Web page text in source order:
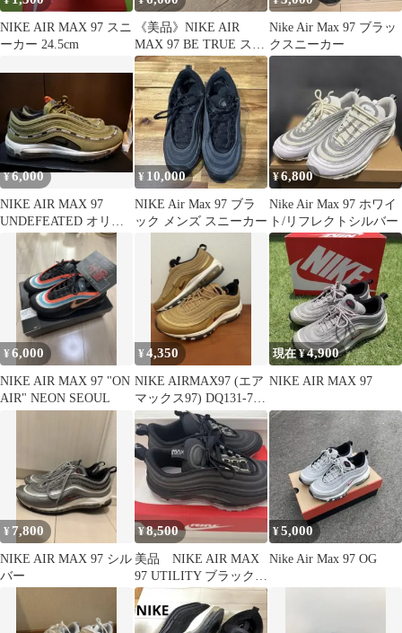
NIKE AIR MAX 97 スニ
ーカー 24.5cm
《美品》NIKE AIR
MAX 97 BE TRUE スニ
ーカー
Nike Air Max 97 ブラッ
クスニーカー
¥6,000
NIKE AIR MAX 97
UNDEFEATED オリー
ブ28cm
¥ 10,000
NIKE Air Max 97 ブラ
ック メンズ スニーカー
¥6,800
Nike Air Max 97 ホワイ
ト/リフレクトシルバー
¥6,000
NIKE AIR MAX 97 "ON
AIR" NEON SEOUL
¥4,350
NIKE AIRMAX97 (エア
マックス97) DQ131-700
スニーカー
現在 ¥4,900
NIKE AIR MAX 97
¥ 7,800
NIKE AIR MAX 97 シル
バー
¥8,500
美品 NIKE AIR MAX
97 UTILITY ブラック
28cm 箱付
¥5,000
Nike Air Max 97 OG